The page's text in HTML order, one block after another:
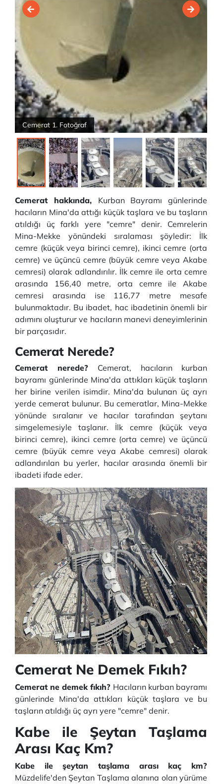
Cemerat 1. Fotoğraf
Cemerat hakkında, Kurban Bayramı günlerinde
hacıların Mina'da attığı küçük taşlara ve bu taşların
atıldığı üç farklı yere "cemre" denir. Cemrelerin
Mina-Mekke yönündeki sıralaması şöyledir: İlk
cemre (küçük veya birinci cemre), ikinci cemre (orta
cemre) ve üçüncü cemre (büyük cemre veya Akabe
cemresi) olarak adlandırılır. İlk cemre ile orta cemre
arasında 156,40 metre, orta cemre ile Akabe
cemresi arasında ise 116,77 metre mesafe
bulunmaktadır. Bu ibadet, hac ibadetinin önemli bir
adımını oluşturur ve hacıların manevi deneyimlerinin
bir parçasıdır.
Cemerat Nerede?
Cemerat nerede? Cemerat, hacıların kurban
bayramı günlerinde Mina'da attıkları küçük taşların
her birine verilen isimdir. Mina'da bulunan üç ayrı
yerde cemerat bulunur. Bu cemeratlar, Mina-Mekke
yönünde sıralanır ve hacılar tarafından şeytanı
simgelemesiyle taşlanır. İlk cemre (küçük veya
birinci cemre), ikinci cemre (orta cemre) ve üçüncü
cemre (büyük cemre veya Akabe cemresi) olarak
adlandırılan bu yerler, hacılar arasında önemli bir
ibadeti ifade eder.
Cemerat Ne Demek Fıkıh?
Cemerat ne demek fıkıh? Hacıların kurban bayramı
günlerinde Mina'da attıkları küçük taşlara ve bu
taşların atıldığı üç ayrı yere "cemre" denir.
Kabe ile Şeytan Taşlama
Arası Kaç Km?
Kabe ile şeytan taşlama arası kaç km?
Müzdelife'den Şeytan Taşlama alanına olan yürüme